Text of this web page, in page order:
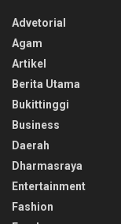
Advetorial
Agam
Artikel
Berita Utama
Bukittinggi
Business
Daerah
Dharmasraya
Entertainment
Fashion